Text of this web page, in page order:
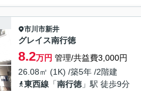
市川市新井
グレイス南行徳
8.2万円 管理/共益費3,000円
26.08㎡ (1K) /築5年 /2階建
東西線 「南行徳 」駅 徒歩9分